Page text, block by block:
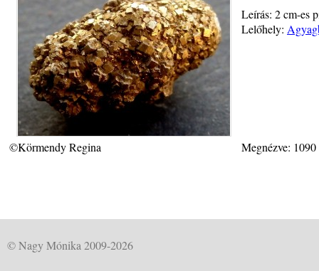
Leírás: 2 cm-es
Lelőhely:
©Körmendy Regina Megnézve:
© Nagy Mónika 2009-2026